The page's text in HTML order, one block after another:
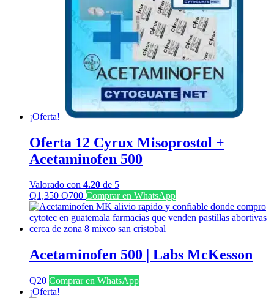
¡Oferta!
Oferta 12 Cyrux Misoprostol +
Acetaminofen 500
Valorado con 4.20 de 5
Q1,350 El
precio
original
era:
Q700El
precio
actual
es:
Comprar en WhatsApp
Acetaminofen 500 | Labs McKesson
Q20 Comprar en WhatsApp
¡Oferta!